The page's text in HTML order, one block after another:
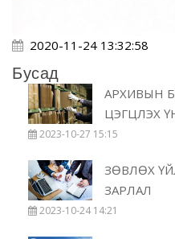
2020-11-24 13:32:58
Бусад
АРХИВЫН
ЦЭГЦЛЭХ
2023-10-27 15:15
ЗӨВЛӨХ
ЗАРЛАЛ
2023-10-24 14:21